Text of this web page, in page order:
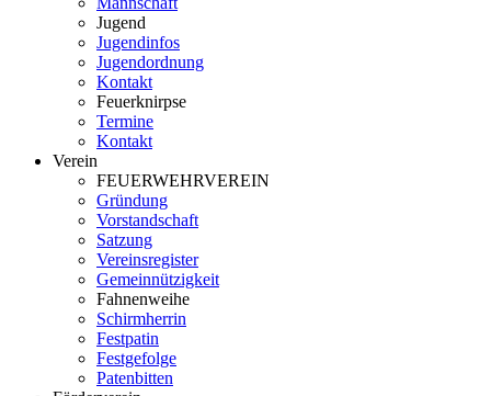
Jugend
Jugendinfos
Jugendordnung
Kontakt
Feuerknirpse
Termine
Kontakt
Verein
FEUERWEHRVEREIN
Gründung
Vorstandschaft
Satzung
Vereinsregister
Gemeinnützigkeit
Fahnenweihe
Schirmherrin
Festpatin
Festgefolge
Patenbitten